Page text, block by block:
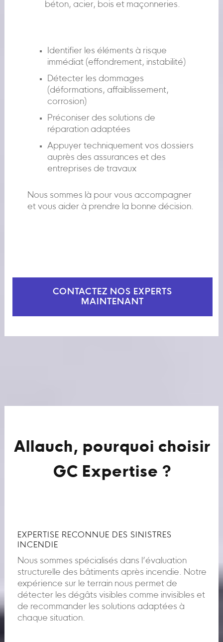
béton, acier, bois et maçonneries.
Identifier les éléments à risque
immédiat (effondrement, instabilité)
Détecter les dommages
(déformations, affaiblissement,
corrosion)
Préconiser des solutions de
réparation adaptées
Appuyer techniquement vos dossiers
auprès des assurances et des
entreprises de travaux
Nous sommes là pour vous accompagner
et vous aider à prendre la bonne décision.
CONTACTEZ NOS EXPERTS
MAINTENANT
Allauch, pourquoi choisir
GC Expertise ?
EXPERTISE RECONNUE DES SINISTRES
INCENDIE
Nous sommes spécialisés dans l’évaluation
structurelle des bâtiments après incendie. Notre
expérience sur le terrain nous permet de
détecter les dégâts visibles comme invisibles et
de recommander les solutions adaptées à
chaque situation.